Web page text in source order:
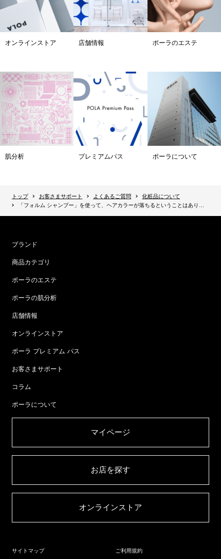
オンラインストア 店舗情報 ポーラのエステ
肌分析 プレミアムパス ポーラについて
トップ お客さまサポート よくあるご質問
化粧品について
「フォルム シャンプー」を使って、ヘアカラーが落ちるということはありませんか？
ブランド
商品カテゴリ
ポーラのエステ
ポーラの肌分析
店舗情報
オンラインストア
ポーラ プレミアム パス
お客さまサポート
コラム
ポーラについて
マイページ​
お店を探す​
オンラインストア​
サイトマップ ご利用規約